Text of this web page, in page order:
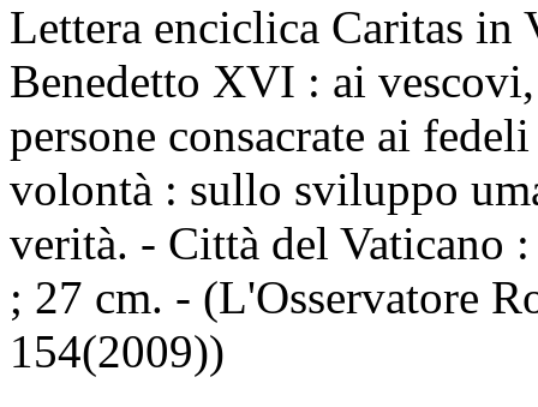
Lettera enciclica Caritas in
Benedetto XVI : ai
persone consacrate ai
volontà : sullo sviluppo
verità. - Città del Vaticano
; 27 cm. - (L'Osservatore
154(2009))